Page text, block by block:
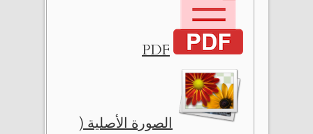
PDF
الصورة الأصلية (